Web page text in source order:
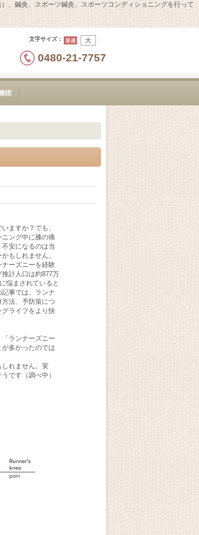
、鍼灸、スポーツ鍼灸、スポーツコンディショニングを行って
文字サイズ：
0480-21-7757
術
ますか？でも、
ング中に膝の痛
安になるのは当
もしれません。
ーズニーを経験
計人口は約877万
悩まされていると
事では、ランナ
法、予防策につ
ライフをより快
ランナーズニー
多かったのでは
しれません。実
です（調べ中）